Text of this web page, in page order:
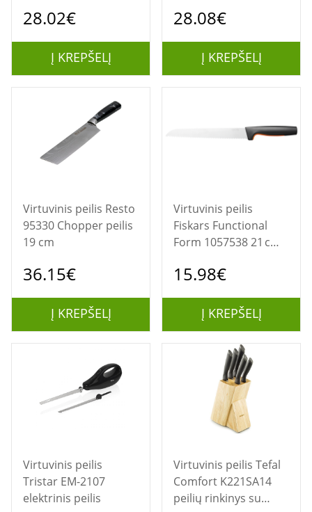
28.02€
Į KREPŠELĮ
28.08€
Į KREPŠELĮ
Virtuvinis peilis Resto
95330 Chopper peilis
19 cm
36.15€
Į KREPŠELĮ
Virtuvinis peilis
Fiskars Functional
Form 1057538 21 cm
15.98€
Į KREPŠELĮ
Virtuvinis peilis
Tristar EM-2107
elektrinis peilis
Virtuvinis peilis Tefal
Comfort K221SA14
peilių rinkinys su